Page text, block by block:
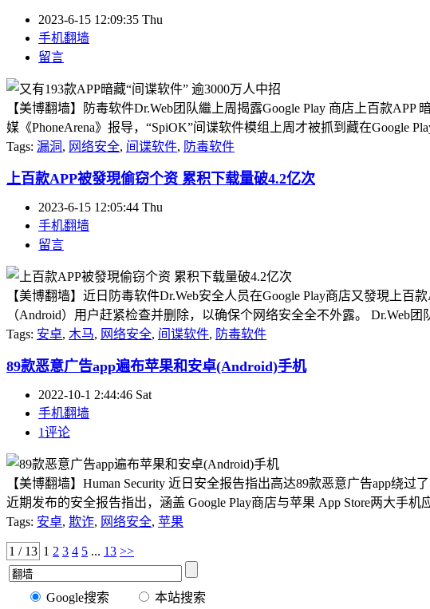
2023-6-15 12:09:35 Thu
手机翻墙
留言
【美博翻墙】防毒软件Dr.Web团队繼上周揭露Google Play 商店上百款
媒《PhoneArena》报导，“SpiOK”间谍软件模组上周才被抓到藏在Google
Tags: 漏洞 , 网络安全, 间谍软件, 防毒软件
上百款APP被發現偷窃个资 累积下载量破4.2亿次
2023-6-15 12:05:44 Thu
手机翻墙
留言
【美博翻墙】近日防毒软件Dr.Web安全人员在Google Play商店又發現上
（Android）用户赶紧检查并删除，以确保个网络安全全不外露。 Dr.Web
Tags: 安卓, 木马, 网络安全, 间谍软件, 防毒软件
89款恶意广告app遍布苹果和安卓(Android)手机
2022-10-1 2:44:46 Sat
手机翻墙
1评论
【美博翻墙】Human Security 近日安全报告指出高达89款恶意广告app绕
近期发布的安全报告指出，涵盖 Google Play商店与苹果 App Store两大手
Tags: 安卓, 欺诈, 网络安全, 苹果
1 / 13 1 2 3 4 5 ... 13 >>
Google搜索 本站搜索